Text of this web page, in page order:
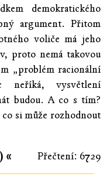
demokratického
argument. Přitom
voliče má jeho
proto nemá takovou
„problém racionální
neříká, vysvětlení
budou. A co s tím?
si může rozhodnout
Přečtení: 6729
«